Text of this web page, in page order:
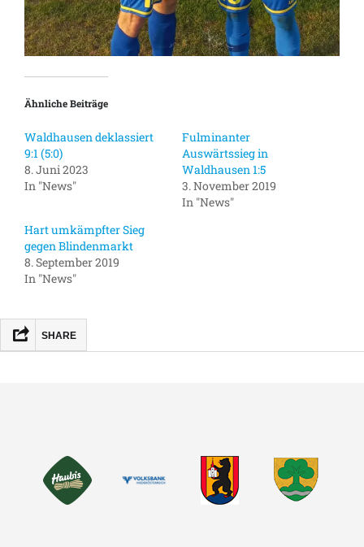
Ähnliche Beiträge
Waldhausen deklassiert
9:1 (5:0)
8. Juni 2023
In "News"
Fulminanter
Auswärtssieg in
Waldhausen 1:5
3. November 2019
In "News"
Hart umkämpfter Sieg
gegen Blindenmarkt
8. September 2019
In "News"
SHARE
TEILEN